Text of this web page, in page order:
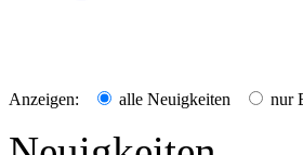
Anzeigen: alle Neuigkeiten nur